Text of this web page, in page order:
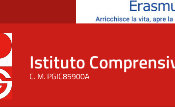
Istituto
C. M. PGIC85900A